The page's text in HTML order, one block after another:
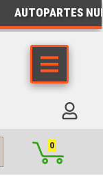
AUTOPARTES
0